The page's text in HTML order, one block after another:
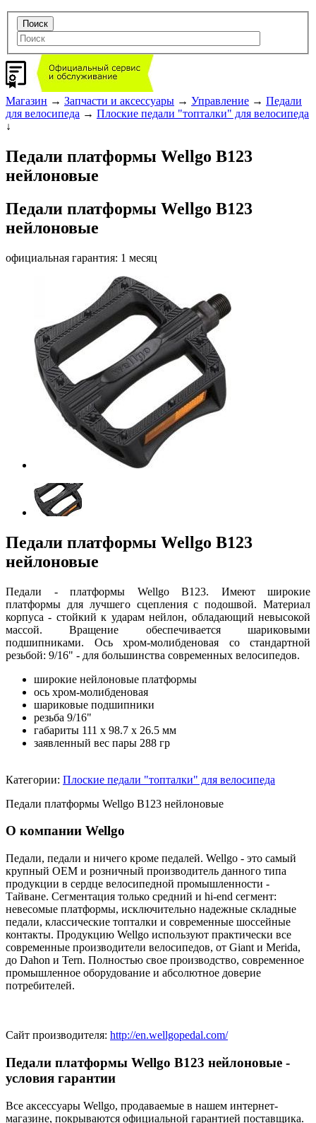
Магазин → Запчасти и аксессуары → Управление → Педали
для велосипеда → Плоские педали "топталки" для велосипеда
↓
Педали платформы Wellgo B123
нейлоновые
Педали платформы Wellgo B123
нейлоновые
официальная гарантия: 1 месяц
Педали платформы Wellgo B123
нейлоновые
Педали - платформы Wellgo B123. Имеют широкие
платформы для лучшего сцепления с подошвой. Материал
корпуса - стойкий к ударам нейлон, обладающий невысокой
массой. Вращение обеспечивается шариковыми
подшипниками. Ось хром-молибденовая со стандартной
резьбой: 9/16" - для большинства современных велосипедов.
широкие нейлоновые платформы
ось хром-молибденовая
шариковые подшипники
резьба 9/16"
габариты 111 х 98.7 х 26.5 мм
заявленный вес пары 288 гр
Категории: Плоские педали "топталки" для велосипеда
Педали платформы Wellgo B123 нейлоновые
О компании Wellgo
Педали, педали и ничего кроме педалей. Wellgo - это самый
крупный OEM и розничный производитель данного типа
продукции в сердце велосипедной промышленности -
Тайване. Сегментация только средний и hi-end сегмент:
невесомые платформы, исключительно надежные складные
педали, классические топталки и современные шоссейные
контакты. Продукцию Wellgo используют практически все
современные производители велосипедов, от Giant и Merida,
до Dahon и Tern. Полностью свое производство, современное
промышленное оборудование и абсолютное доверие
потребителей.
Сайт производителя: http://en.wellgopedal.com/
Педали платформы Wellgo B123 нейлоновые -
условия гарантии
Все аксессуары Wellgo, продаваемые в нашем интернет-
магазине, покрываются официальной гарантией поставщика.